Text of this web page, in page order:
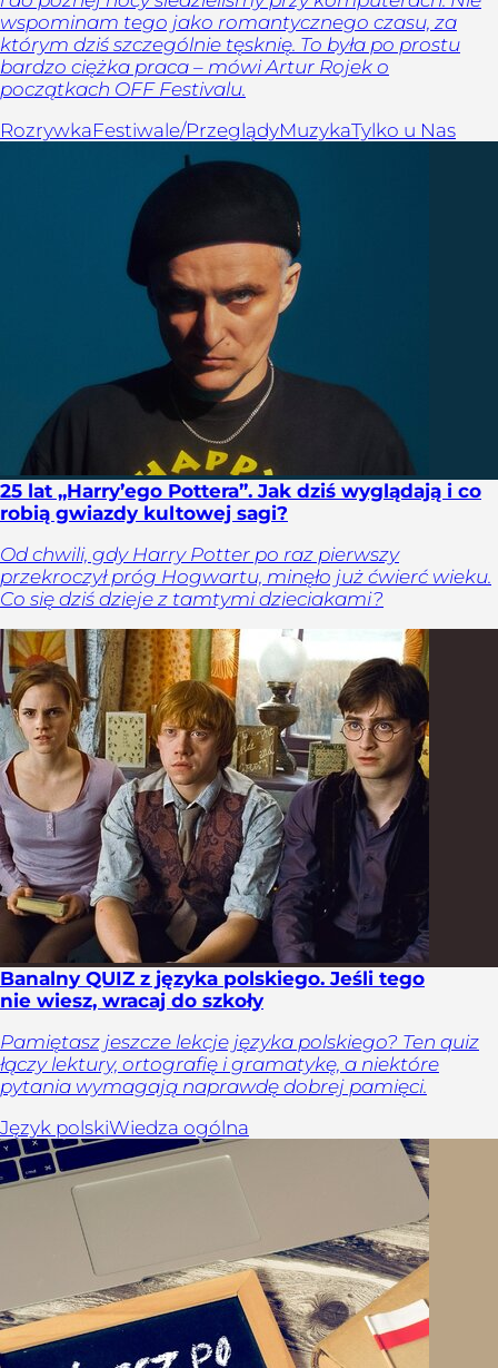
wspominam tego jako romantycznego czasu, za
którym dziś szczególnie tęsknię. To była po prostu
bardzo ciężka praca – mówi Artur Rojek o
początkach OFF Festivalu.
RozrywkaFestiwale/PrzeglądyMuzykaTylko u Nas
25 lat „Harry’ego Pottera”. Jak dziś wyglądają i co
robią gwiazdy kultowej sagi?
Od chwili, gdy Harry Potter po raz pierwszy
przekroczył próg Hogwartu, minęło już ćwierć wieku.
Co się dziś dzieje z tamtymi dzieciakami?
Banalny QUIZ z języka polskiego. Jeśli tego
nie wiesz, wracaj do szkoły
Pamiętasz jeszcze lekcje języka polskiego? Ten quiz
łączy lektury, ortografię i gramatykę, a niektóre
pytania wymagają naprawdę dobrej pamięci.
Język polskiWiedza ogólna